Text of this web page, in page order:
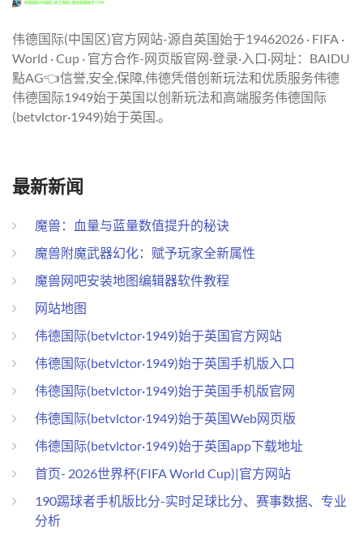
伟德国际(中国区)官方网站-源自英国始于19462026 · FIFA ·
World · Cup · 官方合作-网页版官网·登录·入口·网址：BAIDU
點AG👈信誉,安全,保障,伟德凭借创新玩法和优质服务伟德
伟德国际1949始于英国以创新玩法和高端服务伟德国际
(betvlctor·1949)始于英国.。
最新新闻
魔兽：血量与蓝量数值提升的秘诀
魔兽附魔武器幻化：赋予玩家全新属性
魔兽网吧安装地图编辑器软件教程
网站地图
伟德国际(betvlctor·1949)始于英国官方网站
伟德国际(betvlctor·1949)始于英国手机版入口
伟德国际(betvlctor·1949)始于英国手机版官网
伟德国际(betvlctor·1949)始于英国Web网页版
伟德国际(betvlctor·1949)始于英国app下载地址
首页- 2026世界杯(FIFA World Cup)|官方网站
190踢球者手机版比分-实时足球比分、赛事数据、专业
分析